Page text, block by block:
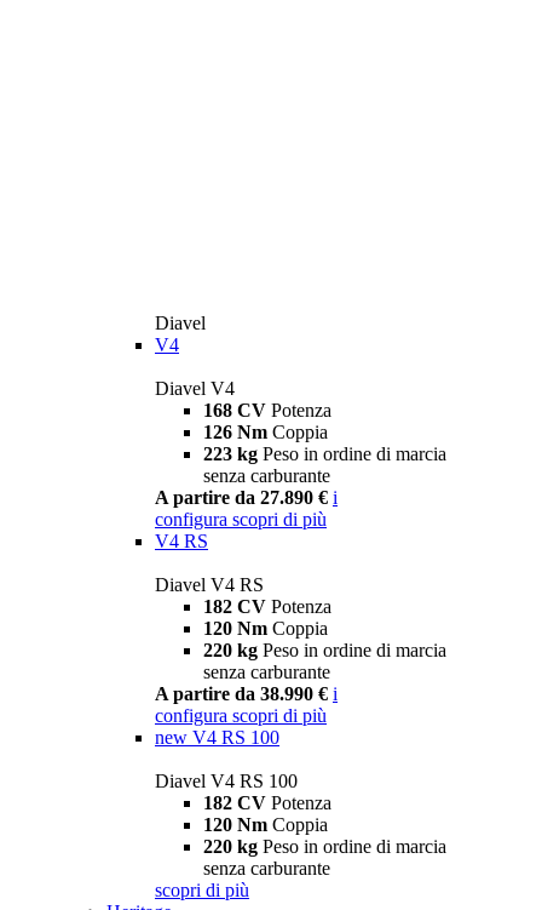
Diavel
V4
Diavel V4
168 CV Potenza
126 Nm Coppia
223 kg Peso in ordine di marcia
senza carburante
A partire da 27.890 € i
configura scopri di più
V4 RS
Diavel V4 RS
182 CV Potenza
120 Nm Coppia
220 kg Peso in ordine di marcia
senza carburante
A partire da 38.990 € i
configura scopri di più
new V4 RS 100
Diavel V4 RS 100
182 CV Potenza
120 Nm Coppia
220 kg Peso in ordine di marcia
senza carburante
scopri di più